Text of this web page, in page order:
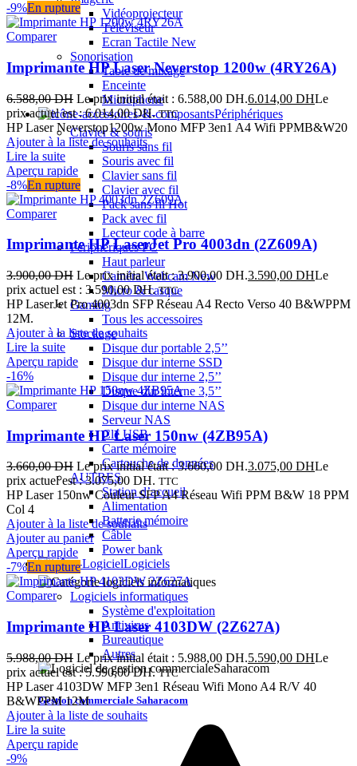
Vidéoprojecteur
Téléviseur
Ecran Tactile New
Sonorisation
Table de mixage
Enceinte
Microphone
Périphériques
Clavier & souris
Souris sans fil
Souris avec fil
Clavier sans fil
Clavier avec fil
Pack sans filHot
Pack avec fil
Lecteur code à barre
Périphériques PC
Haut parleur
Caméra WebcamNew
Micro & casque
Gaming
Tous les accessoires
Stockage
Disque dur portable 2,5’’
Disque dur interne SSD
Disque dur interne 2,5’’
Disque dur interne 3,5’’
Disque dur interne NAS
Serveur NAS
Clé USB
Carte mémoire
Cartouche de données
AUTRES
Station d’accueil
Alimentation
Batterie mémoire
Câble
Power bank
Logiciels
Logiciels informatiques
Système d'exploitation
Antivirus
Bureautique
Autres
Gestion commerciale Saharacom
-9%En rupture
Comparer
Imprimante HP Laser Neverstop 1200w (4RY26A)
6.588,00DH Le prix initial était : 6.588,00 DH.6.014,00 DHLe
prix actuel est : 6.014,00 DH. TTC
HP Laser Neverstop1200w Mono MFP 3en1 A4 Wifi PPMB&W20
Ajouter à la liste de souhaits
Lire la suite
Aperçu rapide
-8%En rupture
Comparer
Imprimante HP LaserJet Pro 4003dn (2Z609A)
3.900,00DH Le prix initial était : 3.900,00 DH.3.590,00 DHLe
prix actuel est : 3.590,00 DH. TTC
HP LaserJet Pro 4003dn SFP Réseau A4 Recto Verso 40 B&WPPM
12M.
Ajouter à la liste de souhaits
Lire la suite
Aperçu rapide
-16%
Comparer
Imprimante HP Laser 150nw (4ZB95A)
3.660,00DH Le prix initial était : 3.660,00 DH.3.075,00 DHLe
prix actuel est : 3.075,00 DH. TTC
HP Laser 150nw Couleur SFP A4 Réseau Wifi PPM B&W 18 PPM
Col 4
Ajouter à la liste de souhaits
Ajouter au panier
Aperçu rapide
-7%En rupture
Comparer
Imprimante HP Laser 4103DW (2Z627A)
5.988,00DH Le prix initial était : 5.988,00 DH.5.590,00 DHLe
prix actuel est : 5.590,00 DH. TTC
HP Laser 4103DW MFP 3en1 Réseau Wifi Mono A4 R/V 40
B&WPPM 12M
Ajouter à la liste de souhaits
Lire la suite
Aperçu rapide
-9%